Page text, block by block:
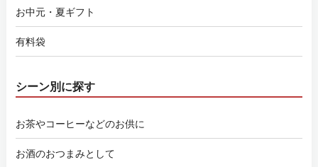
お中元・夏ギフト
有料袋
シーン別に探す
お茶やコーヒーなどのお供に
お酒のおつまみとして